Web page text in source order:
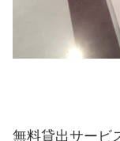
無料貸出サービ